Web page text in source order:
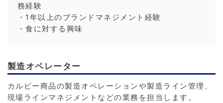
務経験
・1年以上のブランドマネジメント経験
・食に対する興味
製造オペレーター
カルビー商品の製造オペレーションや製造ライン管理、
現場ラインマネジメントなどの業務を担当します。